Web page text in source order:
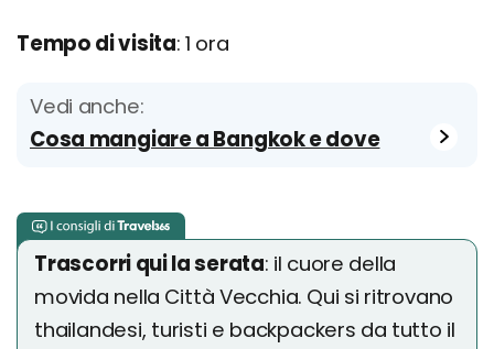
Tempo di visita: 1 ora
Vedi anche:
Cosa mangiare a Bangkok e dove
Trascorri qui la serata: il cuore della
movida nella Città Vecchia. Qui si ritrovano
thailandesi, turisti e backpackers da tutto il